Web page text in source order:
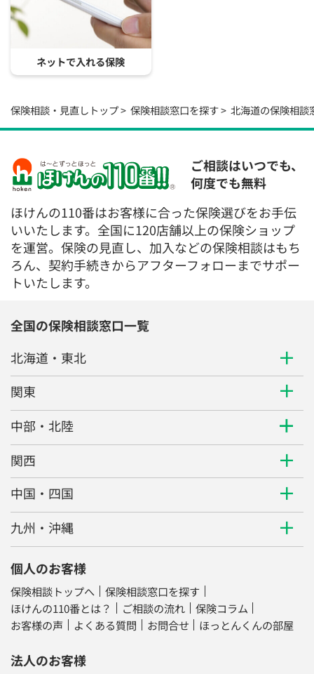
ネットで入れる保険
保険相談・見直しトップ 保険相談窓口を探す 北海道の保険相談
ご相談はいつでも、
何度でも無料
ほけんの110番はお客様に合った保険選びをお手伝
いいたします。全国に120店舗以上の保険ショップ
を運営。保険の見直し、加入などの保険相談はもち
ろん、契約手続きからアフターフォローまでサポー
トいたします。
全国の保険相談窓口一覧
北海道・東北
関東
中部・北陸
関西
中国・四国
九州・沖縄
個人のお客様
保険相談トップへ
保険相談窓口を探す
ほけんの110番とは？
ご相談の流れ
保険コラム
お客様の声
よくある質問 お問合せ ほっとんくんの部屋
法人のお客様